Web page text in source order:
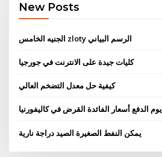
New Posts
الجنيه الخامس zloty الرسم البياني
كليات جيدة على الانترنت في جورجيا
كيفية حل معدل التضخم العالي
يوم الدفع أسعار الفائدة القرض في كاليفورنيا
يمكن النفط الصغيرة الصيد دراجة نارية